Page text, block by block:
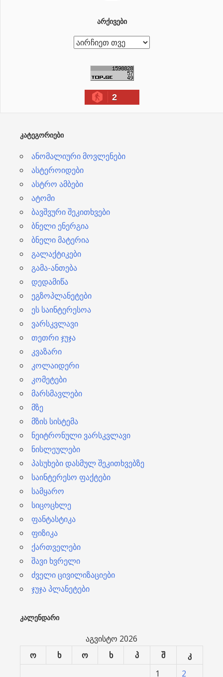
ᲐᲠᲥᲘᲕᲔᲑᲘ
ა
2
ᲙᲐᲢᲔᲒᲝᲠᲘᲔᲑᲘ
ანომალიური მოვლენები
ასტეროიდები
ასტრო ამბები
ატომი
ბავშვური შეკითხვები
ბნელი ენერგია
ბნელი მატერია
გალაქტიკები
გამა-ანთება
დედამიწა
ეგზოპლანეტები
ეს საინტერესოა
ვარსკვლავი
თეთრი ჯუჯა
კვაზარი
კოლაიდერი
კომეტები
მარსმავლები
მზე
მზის სისტემა
ნეიტრონული ვარსკვლავი
ნისლეულები
პასუხები დასმულ შეკითხვებზე
საინტერესო ფაქტები
სამყარო
სიცოცხლე
ფანტასტიკა
ფიზიკა
ქართველები
შავი ხვრელი
ძველი ცივილიზაციები
ჯუჯა პლანეტები
ᲙᲐᲚᲔᲜᲓᲐᲠᲘ
აგვისტო 2026
ო
ხ ო ხ პ შ
კ
1
2